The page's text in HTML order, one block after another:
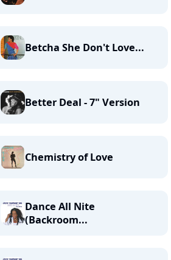
Betcha She Don't Love...
Better Deal - 7" Version
Chemistry of Love
Dance All Nite
(Backroom...